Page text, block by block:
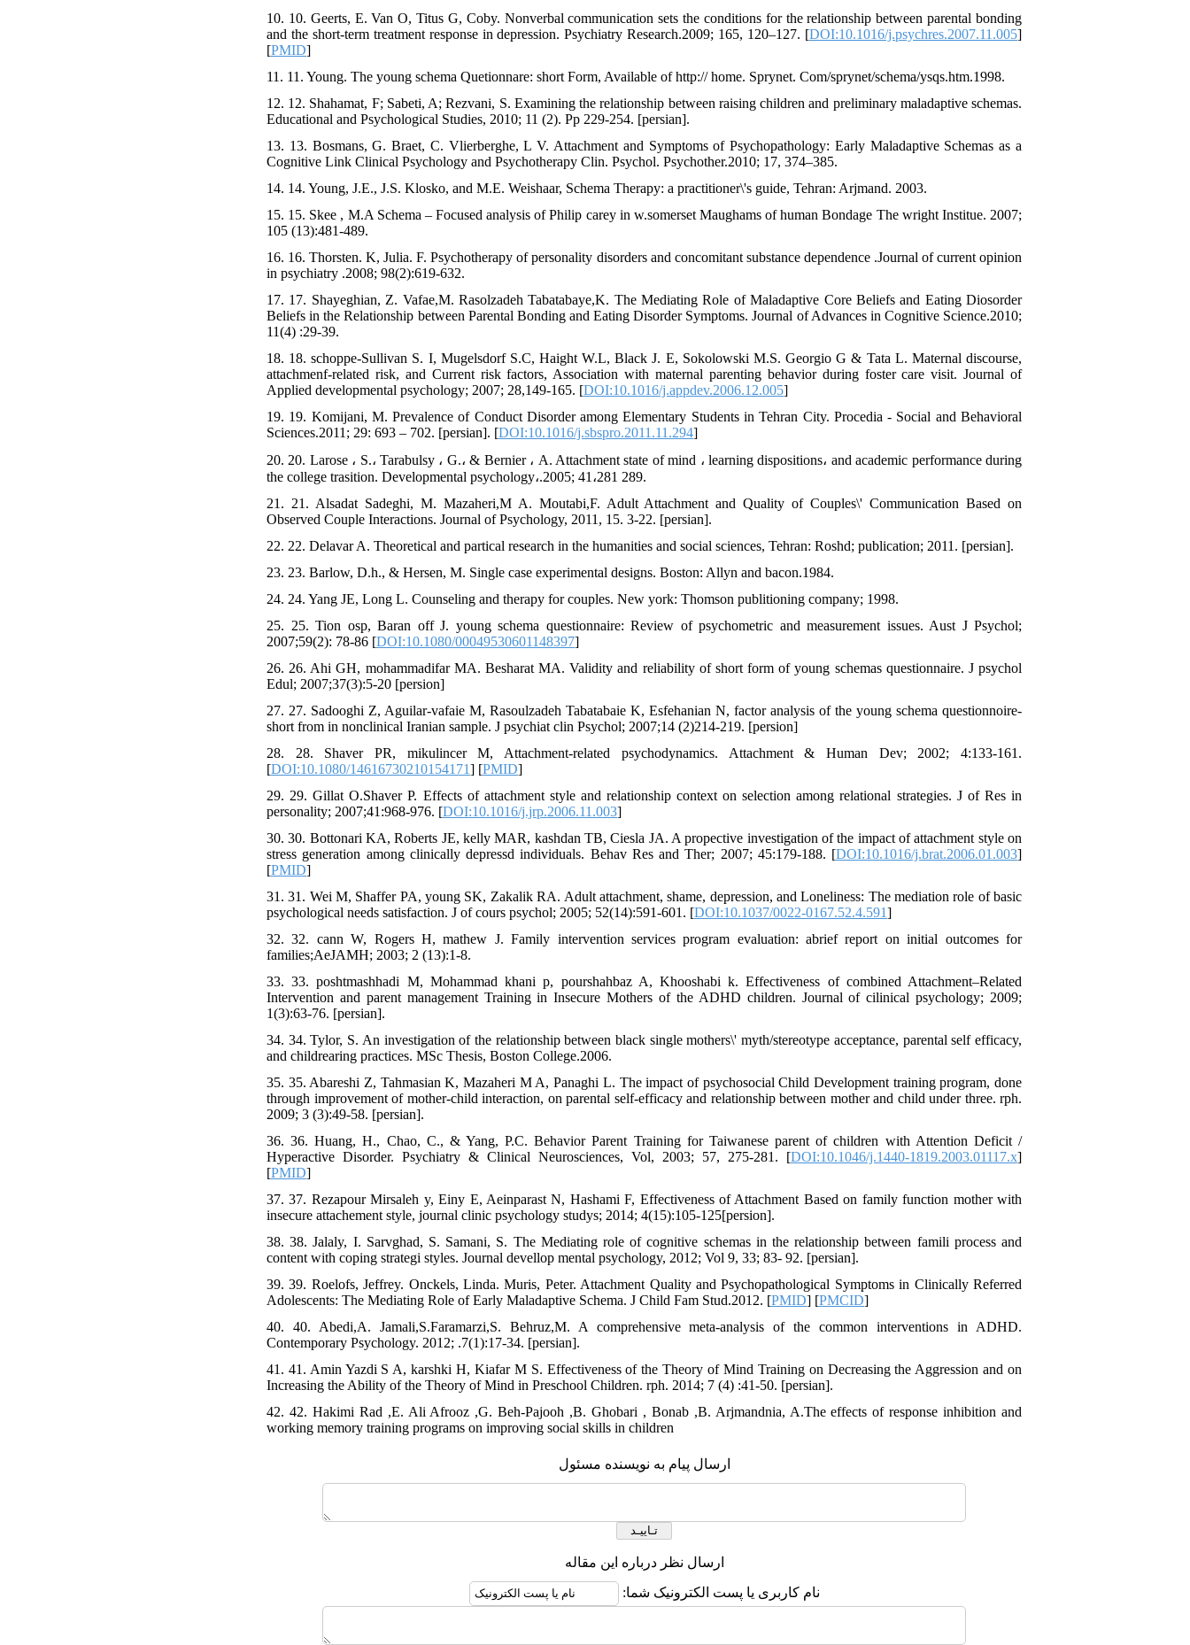
10. 10. Geerts, E. Van O, Titus G, Coby. Nonverbal communication sets the conditions for the relationship between parental bonding
and the short-term treatment response in depression. Psychiatry Research.2009; 165, 120–127. [DOI:10.1016/j.psychres.2007.11.005]
[PMID]
11. 11. Young. The young schema Quetionnare: short Form, Available of http:// home. Sprynet. Com/sprynet/schema/ysqs.htm.1998.
12. 12. Shahamat, F; Sabeti, A; Rezvani, S. Examining the relationship between raising children and preliminary maladaptive schemas.
Educational and Psychological Studies, 2010; 11 (2). Pp 229-254. [persian].
13. 13. Bosmans, G. Braet, C. Vlierberghe, L V. Attachment and Symptoms of Psychopathology: Early Maladaptive Schemas as a
Cognitive Link Clinical Psychology and Psychotherapy Clin. Psychol. Psychother.2010; 17, 374–385.
14. 14. Young, J.E., J.S. Klosko, and M.E. Weishaar, Schema Therapy: a practitioner\'s guide, Tehran: Arjmand. 2003.
15. 15. Skee , M.A Schema – Focused analysis of Philip carey in w.somerset Maughams of human Bondage The wright Institue. 2007;
105 (13):481-489.
16. 16. Thorsten. K, Julia. F. Psychotherapy of personality disorders and concomitant substance dependence .Journal of current opinion
in psychiatry .2008; 98(2):619-632.
17. 17. Shayeghian, Z. Vafae,M. Rasolzadeh Tabatabaye,K. The Mediating Role of Maladaptive Core Beliefs and Eating Diosorder
Beliefs in the Relationship between Parental Bonding and Eating Disorder Symptoms. Journal of Advances in Cognitive Science.2010;
11(4) :29-39.
18. 18. schoppe-Sullivan S. I, Mugelsdorf S.C, Haight W.L, Black J. E, Sokolowski M.S. Georgio G & Tata L. Maternal discourse,
attachmenf-related risk, and Current risk factors, Association with maternal parenting behavior during foster care visit. Journal of
Applied developmental psychology; 2007; 28,149-165. [DOI:10.1016/j.appdev.2006.12.005]
19. 19. Komijani, M. Prevalence of Conduct Disorder among Elementary Students in Tehran City. Procedia - Social and Behavioral
Sciences.2011; 29: 693 – 702. [persian]. [DOI:10.1016/j.sbspro.2011.11.294]
20. 20. Larose ، S.، Tarabulsy ، G.، & Bernier ، A. Attachment state of mind ، learning dispositions، and academic performance during
the college trasition. Developmental psychology،.2005; 41،281 289.
21. 21. Alsadat Sadeghi, M. Mazaheri,M A. Moutabi,F. Adult Attachment and Quality of Couples\' Communication Based on
Observed Couple Interactions. Journal of Psychology, 2011, 15. 3-22. [persian].
22. 22. Delavar A. Theoretical and partical research in the humanities and social sciences, Tehran: Roshd; publication; 2011. [persian].
23. 23. Barlow, D.h., & Hersen, M. Single case experimental designs. Boston: Allyn and bacon.1984.
24. 24. Yang JE, Long L. Counseling and therapy for couples. New york: Thomson publitioning company; 1998.
25. 25. Tion osp, Baran off J. young schema questionnaire: Review of psychometric and measurement issues. Aust J Psychol;
2007;59(2): 78-86 [DOI:10.1080/00049530601148397]
26. 26. Ahi GH, mohammadifar MA. Besharat MA. Validity and reliability of short form of young schemas questionnaire. J psychol
Edul; 2007;37(3):5-20 [persion]
27. 27. Sadooghi Z, Aguilar-vafaie M, Rasoulzadeh Tabatabaie K, Esfehanian N, factor analysis of the young schema questionnoire-
short from in nonclinical Iranian sample. J psychiat clin Psychol; 2007;14 (2)214-219. [persion]
28. 28. Shaver PR, mikulincer M, Attachment-related psychodynamics. Attachment & Human Dev; 2002; 4:133-161.
[DOI:10.1080/14616730210154171] [PMID]
29. 29. Gillat O.Shaver P. Effects of attachment style and relationship context on selection among relational strategies. J of Res in
personality; 2007;41:968-976. [DOI:10.1016/j.jrp.2006.11.003]
30. 30. Bottonari KA, Roberts JE, kelly MAR, kashdan TB, Ciesla JA. A propective investigation of the impact of attachment style on
stress generation among clinically depressd individuals. Behav Res and Ther; 2007; 45:179-188. [DOI:10.1016/j.brat.2006.01.003]
[PMID]
31. 31. Wei M, Shaffer PA, young SK, Zakalik RA. Adult attachment, shame, depression, and Loneliness: The mediation role of basic
psychological needs satisfaction. J of cours psychol; 2005; 52(14):591-601. [DOI:10.1037/0022-0167.52.4.591]
32. 32. cann W, Rogers H, mathew J. Family intervention services program evaluation: abrief report on initial outcomes for
families;AeJAMH; 2003; 2 (13):1-8.
33. 33. poshtmashhadi M, Mohammad khani p, pourshahbaz A, Khooshabi k. Effectiveness of combined Attachment–Related
Intervention and parent management Training in Insecure Mothers of the ADHD children. Journal of cilinical psychology; 2009;
1(3):63-76. [persian].
34. 34. Tylor, S. An investigation of the relationship between black single mothers\' myth/stereotype acceptance, parental self efficacy,
and childrearing practices. MSc Thesis, Boston College.2006.
35. 35. Abareshi Z, Tahmasian K, Mazaheri M A, Panaghi L. The impact of psychosocial Child Development training program, done
through improvement of mother-child interaction, on parental self-efficacy and relationship between mother and child under three. rph.
2009; 3 (3):49-58. [persian].
36. 36. Huang, H., Chao, C., & Yang, P.C. Behavior Parent Training for Taiwanese parent of children with Attention Deficit /
Hyperactive Disorder. Psychiatry & Clinical Neurosciences, Vol, 2003; 57, 275-281. [DOI:10.1046/j.1440-1819.2003.01117.x]
[PMID]
37. 37. Rezapour Mirsaleh y, Einy E, Aeinparast N, Hashami F, Effectiveness of Attachment Based on family function mother with
insecure attachement style, journal clinic psychology studys; 2014; 4(15):105-125[persion].
38. 38. Jalaly, I. Sarvghad, S. Samani, S. The Mediating role of cognitive schemas in the relationship between famili process and
content with coping strategi styles. Journal devellop mental psychology, 2012; Vol 9, 33; 83- 92. [persian].
39. 39. Roelofs, Jeffrey. Onckels, Linda. Muris, Peter. Attachment Quality and Psychopathological Symptoms in Clinically Referred
Adolescents: The Mediating Role of Early Maladaptive Schema. J Child Fam Stud.2012. [PMID] [PMCID]
40. 40. Abedi,A. Jamali,S.Faramarzi,S. Behruz,M. A comprehensive meta-analysis of the common interventions in ADHD.
Contemporary Psychology. 2012; .7(1):17-34. [persian].
41. 41. Amin Yazdi S A, karshki H, Kiafar M S. Effectiveness of the Theory of Mind Training on Decreasing the Aggression and on
Increasing the Ability of the Theory of Mind in Preschool Children. rph. 2014; 7 (4) :41-50. [persian].
42. 42. Hakimi Rad ,E. Ali Afrooz ,G. Beh-Pajooh ,B. Ghobari , Bonab ,B. Arjmandnia, A.The effects of response inhibition and
working memory training programs on improving social skills in children
ارسال پیام به نویسنده مسئول
ارسال نظر درباره این مقاله
نام کاربری یا پست الکترونیک شما: